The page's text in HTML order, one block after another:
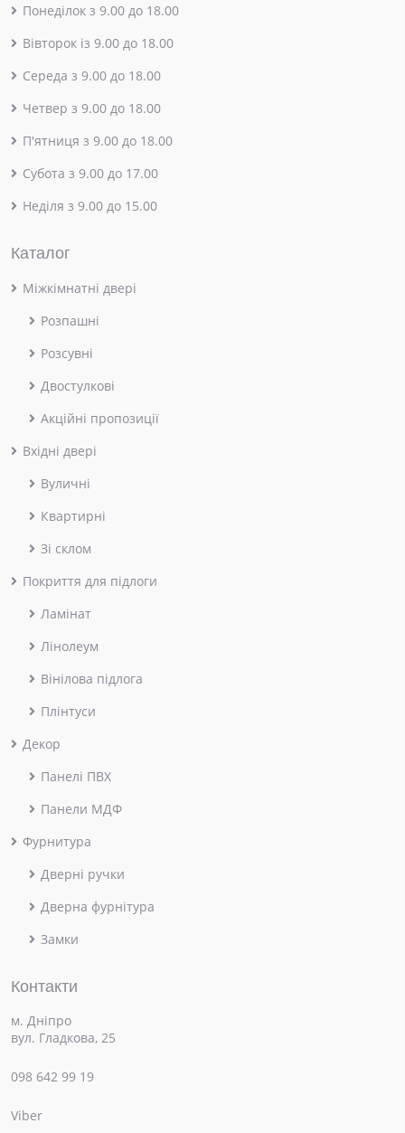
Понеділок з 9.00 до 18.00
Вівторок із 9.00 до 18.00
Середа з 9.00 до 18.00
Четвер з 9.00 до 18.00
П'ятниця з 9.00 до 18.00
Субота з 9.00 до 17.00
Неділя з 9.00 до 15.00
Каталог
Міжкімнатні двері
Розпашні
Розсувні
Двостулкові
Акційні пропозиції
Вхідні двері
Вуличні
Квартирні
Зі склом
Покриття для підлоги
Ламінат
Лінолеум
Вінілова підлога
Плінтуси
Декор
Панелі ПВХ
Панели МДФ
Фурнитура
Дверні ручки
Дверна фурнітура
Замки
Контакти
м. Дніпро
вул. Гладкова, 25
098 642 99 19
Viber